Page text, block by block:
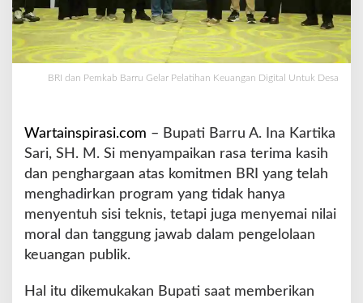
e
l
a
r
P
t
i
h
a
K
e
u
n
BRI dan Pemkab Barru Gelar Pelatihan Keuangan Digital Untuk Desa
Wartainspirasi.com – Bupati Barru A. Ina Kartika
Sari, SH. M. Si menyampaikan rasa terima kasih
dan penghargaan atas komitmen BRI yang telah
menghadirkan program yang tidak hanya
menyentuh sisi teknis, tetapi juga menyemai nilai
moral dan tanggung jawab dalam pengelolaan
keuangan publik.
Hal itu dikemukakan Bupati saat memberikan